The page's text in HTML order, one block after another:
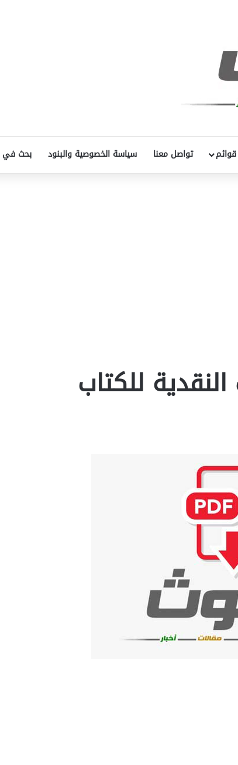
قوائم تواصل معنا سياسة الخصوصية والبنود بحث في
للكتاب